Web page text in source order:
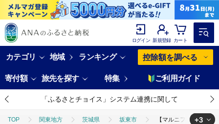
ログイン 新規登録 カート
カテゴリ 地域 ランキング 控除額を調べる
寄付額 旅先を探す 特集 ご利用ガイド
「ふるさとチョイス」システム連携に関して
TOP 関東地方 茨城県 坂東市 【マルニファニシン
+3